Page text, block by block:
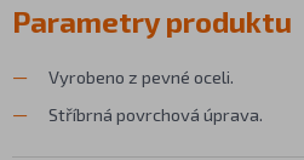
Parametry produktu
Vyrobeno z pevné oceli.
Stříbrná povrchová úprava.